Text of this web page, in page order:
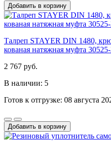
Добавить в корзину
Талреп STAYER DIN 1480,
кованая натяжная муфта
2 767 руб.
В наличии: 5
Готов к отгрузке: 08 августа
Добавить в корзину